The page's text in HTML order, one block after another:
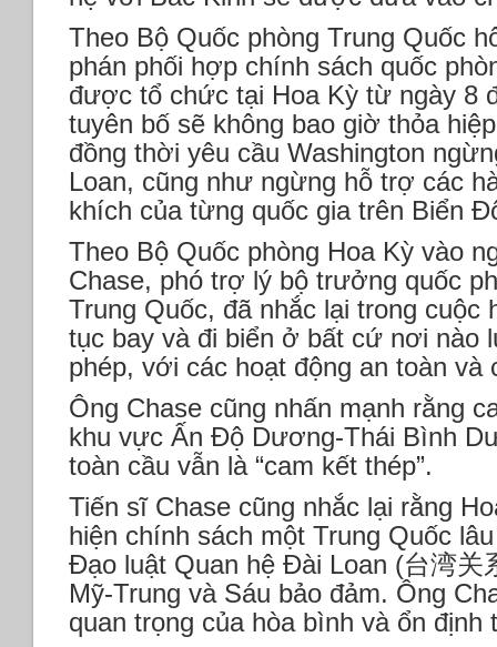
Theo Bộ Quốc phòng Trung Quốc
phán phối hợp chính sách quốc
được tổ chức tại Hoa Kỳ từ ngày 8
tuyên bố sẽ không bao giờ thỏa
đồng thời yêu cầu Washington
Loan, cũng như ngừng hỗ trợ các
khích của từng quốc gia trên Biển
Theo Bộ Quốc phòng Hoa Kỳ vào
Chase, phó trợ lý bộ trưởng quốc
Trung Quốc, đã nhắc lại trong cuộc
tục bay và đi biển ở bất cứ nơi nào
phép, với các hoạt động an toàn và
Ông Chase cũng nhấn mạnh rằng
khu vực Ấn Độ Dương-Thái Bình
toàn cầu vẫn là “cam kết thép”.
Tiến sĩ Chase cũng nhắc lại rằng
hiện chính sách một Trung Quốc
Đạo luật Quan hệ Đài Loan (台湾关
Mỹ-Trung và Sáu bảo đảm. Ông
quan trọng của hòa bình và ổn định